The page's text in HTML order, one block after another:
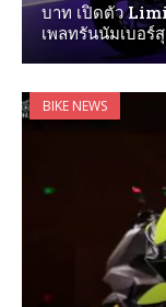
บาท เปิดตัว
เพลทรันนัมเบอร์
BIKE NEWS